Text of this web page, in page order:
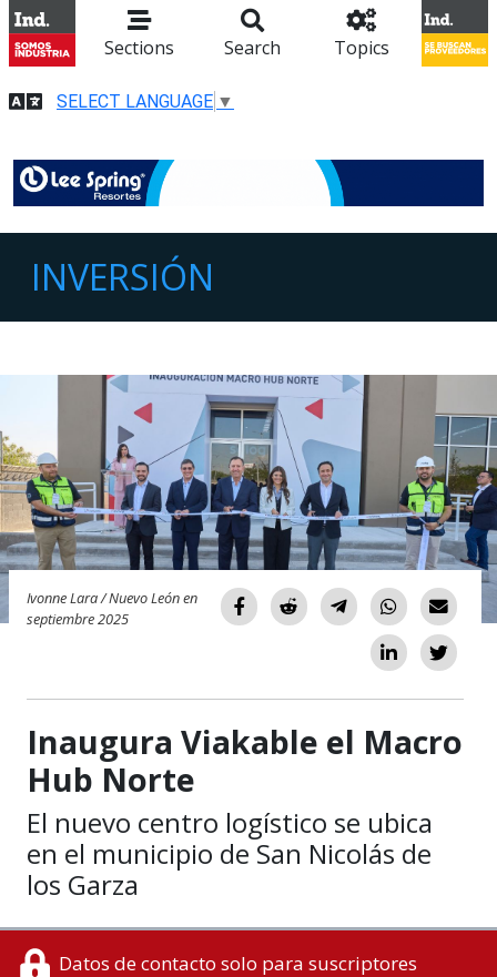
Sections Search Topics
SELECT LANGUAGE ▼
INVERSIÓN
Ivonne Lara / Nuevo León en
septiembre 2025
Inaugura Viakable el Macro
Hub Norte
El nuevo centro logístico se ubica
en el municipio de San Nicolás de
los Garza
Datos de contacto solo para suscriptores